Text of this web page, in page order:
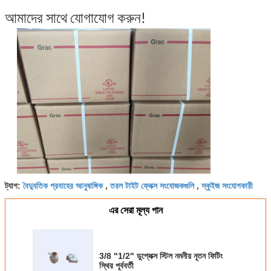
আমাদের সাথে যোগাযোগ করুন!
ট্যাগ:বৈদ্যুতিক প্রবাহের আনুষাঙ্গিক,তরল টাইট ফ্লেক্স সংযোজকগুলি,স্কুইজ সংযোগকারী
এর সেরা মূল্য পান
3/8 "1/2" ডুপ্লেক্স স্টিল নমনীয় নূতন ফিটিং
স্থির পূর্ববর্তী